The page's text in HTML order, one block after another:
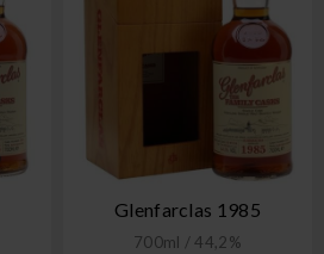
Glenfarclas 1985
700ml / 44,2%